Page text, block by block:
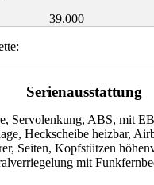
39.000
Serienausstattung
Servolenkung, ABS, mit
Heckscheibe heizbar,
Seiten, Kopfstützen
mit